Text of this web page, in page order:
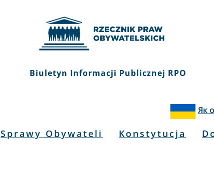
Biuletyn Informacji Publicznej RPO
Як
Sprawy Obywateli Konstytucja